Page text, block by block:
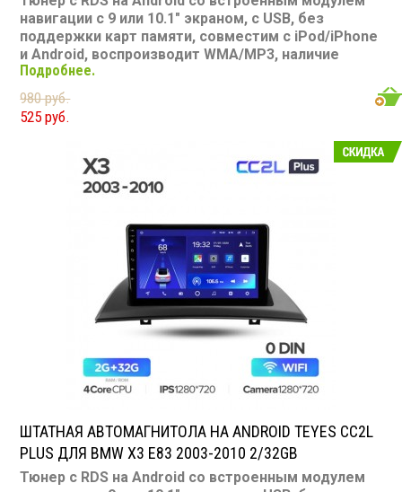
навигации с 9 или 10.1" экраном, с USB, без
поддержки карт памяти, совместим с iPod/iPhone
и Android, воспроизводит WMA/MP3, наличие
Bluetooth, подключение камеры заднего вида,
подходит для BMW X1 E84 2009-2012
Подсветка: многоцветная CD/MP3: нет/есть
DVD/Video: нет, 9 или 10.1" экран TV-тюнер: нет USB:
есть SD карта: нет AUX вход: есть Пульт: нет Bluetooth:
есть Съемная панель: нет RCA (линейные) выходы: 3
пары Мощность 50 Вт х 4
Подробнее.
980 руб.
525 руб.
ШТАТНАЯ АВТОМАГНИТОЛА НА ANDROID TEYES CC2L
PLUS ДЛЯ BMW X3 E83 2003-2010 2/32GB
Тюнер с RDS на Android со встроенным модулем